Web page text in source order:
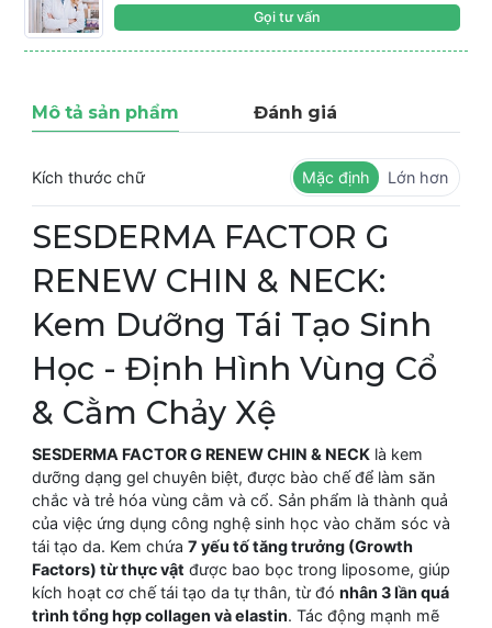
Gọi tư vấn
Mô tả sản phẩm Đánh giá
Kích thước chữ Mặc định Lớn hơn
SESDERMA FACTOR G
RENEW CHIN & NECK:
Kem Dưỡng Tái Tạo Sinh
Học - Định Hình Vùng Cổ
& Cằm Chảy Xệ
SESDERMA FACTOR G RENEW CHIN & NECK là kem
dưỡng dạng gel chuyên biệt, được bào chế để làm săn
chắc và trẻ hóa vùng cằm và cổ. Sản phẩm là thành quả
của việc ứng dụng công nghệ sinh học vào chăm sóc và
tái tạo da. Kem chứa 7 yếu tố tăng trưởng (Growth
Factors) từ thực vật được bao bọc trong liposome, giúp
kích hoạt cơ chế tái tạo da tự thân, từ đó nhân 3 lần quá
trình tổng hợp collagen và elastin. Tác động mạnh mẽ